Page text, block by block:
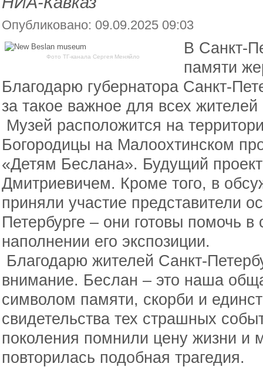
Опубликовано: 09.09.2025 09:03
Фото ТГ-канала Сергея Меняйло
В Санкт-
памяти
Благодарю губернатора Санкт-
за такое важное для всех
Музей расположится на
Богородицы на Малоохтинском
«Детям Беслана». Будущий
Дмитриевичем. Кроме того, в
приняли участие представители
Петербурге – они готовы помочь в
наполнении его экспозиции.
Благодарю жителей Санкт-
внимание. Беслан – это наша
символом памяти, скорби и
свидетельства тех страшных
поколения помнили цену жизни и
повторилась подобная трагедия.